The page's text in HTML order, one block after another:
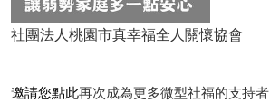
社團法人桃園市真幸福全人關懷協會
邀請您點此再次成為更多微型社福的支持者